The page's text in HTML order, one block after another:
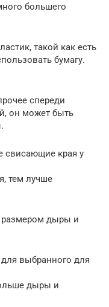
большего
такой как есть
бумагу.
спереди
он может быть
свисающие края у
тем лучше
размером дыры и
выбранного для
дыры и